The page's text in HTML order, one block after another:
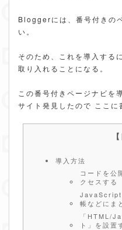
Bloggerには、番号付きの
い。
そのため、これを導入する
取り入れることになる。
この番号付きページナビを
サイト発見したので ここに
導入方法
コードを公
クセスする
JavaScript
帳などにま
「HTML/
ト」を設置